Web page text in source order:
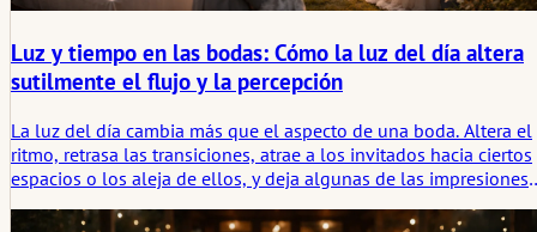
Luz y tiempo en las bodas: Cómo la luz del día altera
sutilmente el flujo y la percepción
La luz del día cambia más que el aspecto de una boda. Altera el
ritmo, retrasa las transiciones, atrae a los invitados hacia ciertos
espacios o los aleja de ellos, y deja algunas de las impresiones